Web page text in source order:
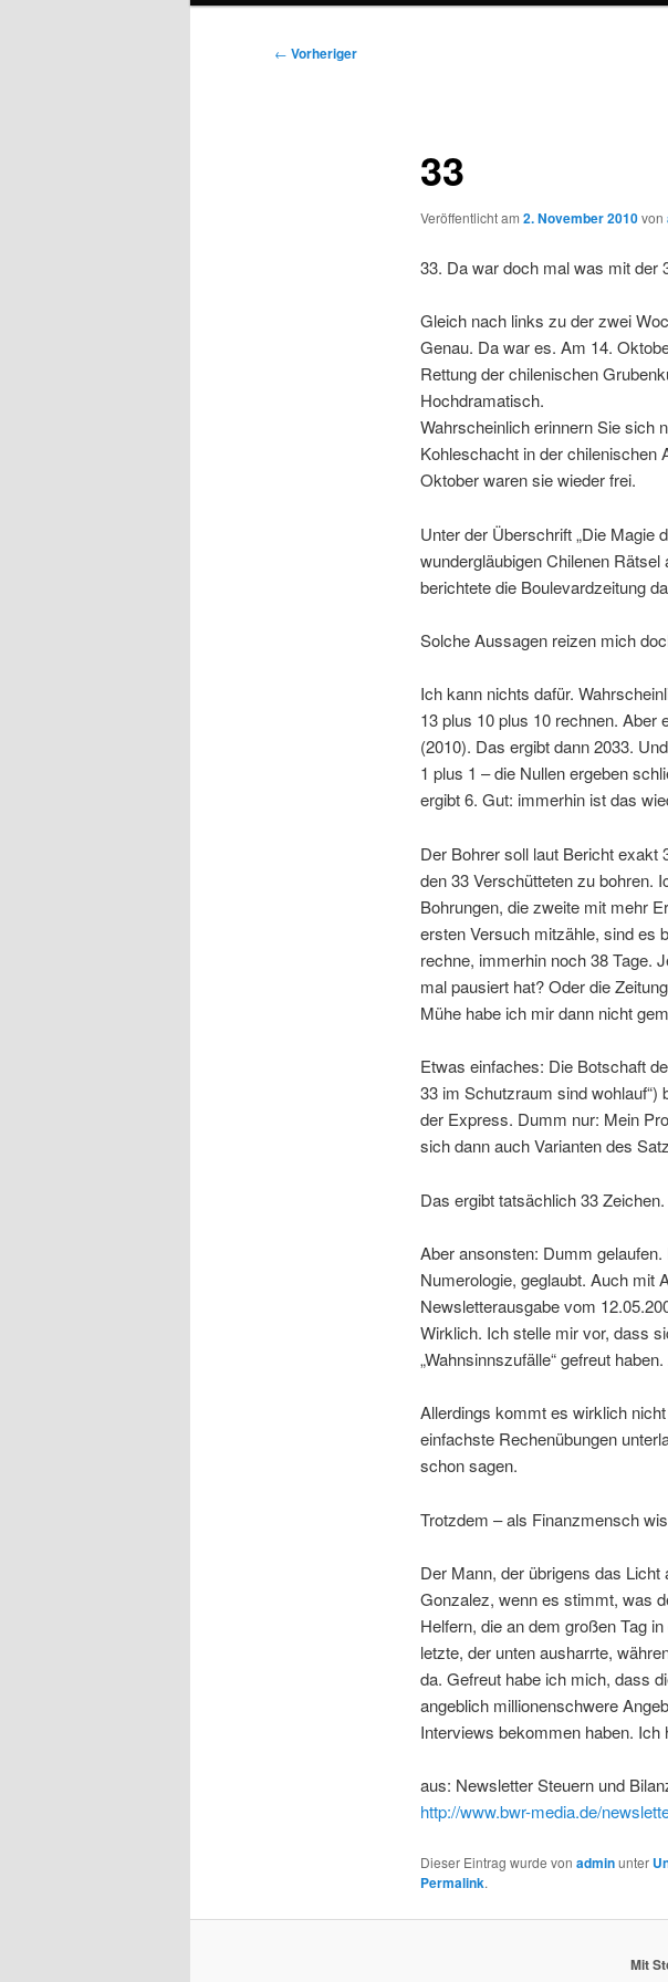
Beitragsnavigation
← Vorheriger
33
Veröffentlicht am 2. November 2010von
33. Da war doch mal was mit der
Gleich nach links zu der zwei
Genau. Da war es. Am 14.
Rettung der chilenischen
Hochdramatisch.
Wahrscheinlich erinnern Sie sich
Kohleschacht in der chilenischen
Oktober waren sie wieder frei.
Unter der Überschrift „Die Magie
wundergläubigen Chilenen
berichtete die Boulevardzeitung
Solche Aussagen reizen mich
Ich kann nichts dafür.
13 plus 10 plus 10 rechnen.
(2010). Das ergibt dann 2033.
1 plus 1 – die Nullen ergeben
ergibt 6. Gut: immerhin ist das
Der Bohrer soll laut Bericht
den 33 Verschütteten zu bohren.
Bohrungen, die zweite mit mehr
ersten Versuch mitzähle, sind es
rechne, immerhin noch 38 Tage.
mal pausiert hat? Oder die
Mühe habe ich mir dann nicht
Etwas einfaches: Die Botschaft
33 im Schutzraum sind
der Express. Dumm nur: Mein
sich dann auch Varianten des
Das ergibt tatsächlich 33
Aber ansonsten: Dumm
Numerologie, geglaubt. Auch mit
Newsletterausgabe vom
Wirklich. Ich stelle mir vor, dass
„Wahnsinnszufälle“ gefreut
Allerdings kommt es wirklich
einfachste Rechenübungen
schon sagen.
Trotzdem – als Finanzmensch
Der Mann, der übrigens das
Gonzalez, wenn es stimmt, was
Helfern, die an dem großen Tag
letzte, der unten ausharrte,
da. Gefreut habe ich mich, dass
angeblich millionenschwere
Interviews bekommen haben.
aus: Newsletter Steuern und
http://www.bwr-media.de/
Dieser Eintrag wurde von adminunter
Permalink.
Mit